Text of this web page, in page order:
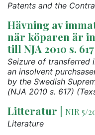
Patents and the
Hävning av
när köparen är
till NJA 2010 s.
Seizure of transferred
an insolvent
by the Swedish
(NJA 2010 s. 617)
Litteratur | NIR 5/
Literature